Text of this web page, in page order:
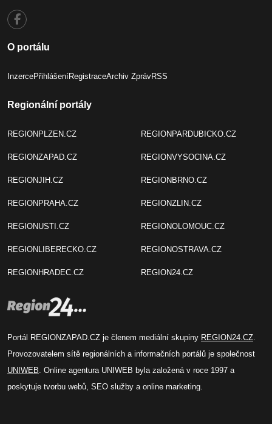
O portálu
InzercePřihlášeníRegistraceArchiv ZprávRSS
Regionální portály
REGIONPLZEN.CZ
REGIONZAPAD.CZ
REGIONJIH.CZ
REGIONPRAHA.CZ
REGIONUSTI.CZ
REGIONLIBERECKO.CZ
REGIONHRADEC.CZ
REGIONPARDUBICKO.CZ
REGIONVYSOCINA.CZ
REGIONBRNO.CZ
REGIONZLIN.CZ
REGIONOLOMOUC.CZ
REGIONOSTRAVA.CZ
REGION24.CZ
Portál REGIONZAPAD.CZ je členem mediální skupiny REGION24.CZ.
Provozovatelem sítě regionálních a informačních portálů je společnost
UNIWEB. Online agentura UNIWEB byla založená v roce 1997 a
poskytuje tvorbu webů, SEO služby a online marketing.